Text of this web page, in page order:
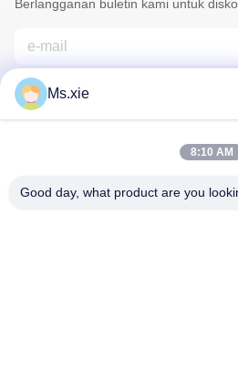
Berlangganan buletin kami untuk
Hubungi Kami
Ms.xie
8:10 AM
Good day, what product are you